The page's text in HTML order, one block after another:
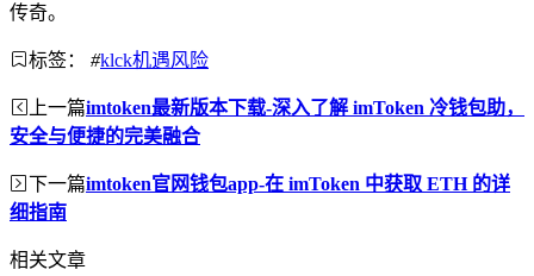
传奇。
标签： #klck机遇风险
上一篇imtoken最新版本下载-深入了解 imToken 冷钱包助，
安全与便捷的完美融合
下一篇imtoken官网钱包app-在 imToken 中获取 ETH 的详
细指南
相关文章